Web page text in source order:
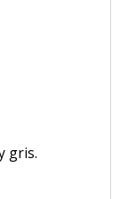
gris.